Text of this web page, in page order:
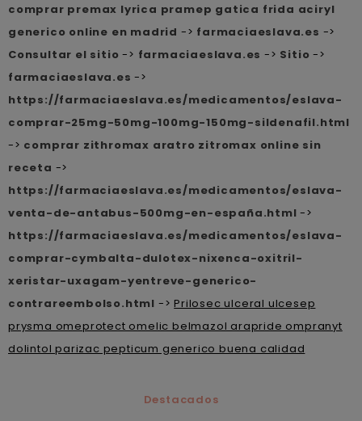
comprar premax lyrica pramep gatica frida aciryl
generico online en madrid -> farmaciaeslava.es ->
Consultar el sitio -> farmaciaeslava.es -> Sitio ->
farmaciaeslava.es ->
https://farmaciaeslava.es/medicamentos/eslava-
comprar-25mg-50mg-100mg-150mg-sildenafil.html
-> comprar zithromax aratro zitromax online sin
receta ->
https://farmaciaeslava.es/medicamentos/eslava-
venta-de-antabus-500mg-en-españa.html ->
https://farmaciaeslava.es/medicamentos/eslava-
comprar-cymbalta-dulotex-nixenca-oxitril-
xeristar-uxagam-yentreve-generico-
contrareembolso.html ->Prilosec ulceral ulcesep
prysma omeprotect omelic belmazol arapride ompranyt
dolintol parizac pepticum generico buena calidad
Destacados